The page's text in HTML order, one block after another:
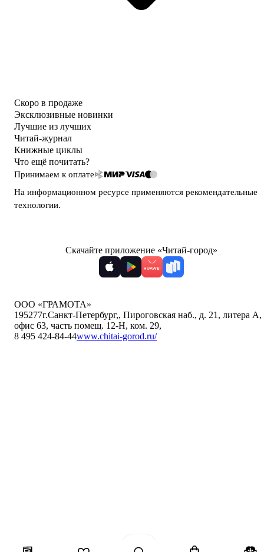
Скоро в продаже
Эксклюзивные новинки
Лучшие из лучших
Читай-журнал
Книжные циклы
Что ещё почитать?
Принимаем к оплате
На информационном ресурсе применяются рекомендательные
технологии.
Скачайте приложение «Читай-город»
ООО «ГРАМОТА»
195277г.Санкт-Петербург,, Пироговская наб., д. 21, литера А,
офис 63, часть помещ. 12-Н, ком. 29,
8 495 424-84-44www.chitai-gorod.ru/